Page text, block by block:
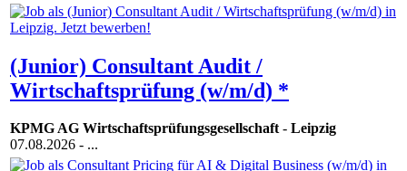
(Junior) Consultant Audit /
Wirtschaftsprüfung (w/m/d) *
KPMG AG Wirtschaftsprüfungsgesellschaft- Leipzig
07.08.2026 - ...